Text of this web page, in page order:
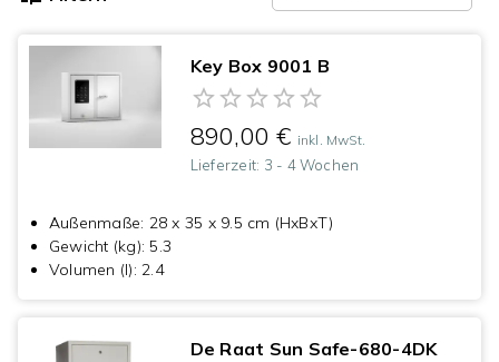
Key Box 9001 B
890,00 € inkl. MwSt.
Lieferzeit: 3 - 4 Wochen
Außenmaße: 28 x 35 x 9.5 cm (HxBxT)
Gewicht (kg): 5.3
Volumen (l):2.4
De Raat Sun Safe-680-4DK